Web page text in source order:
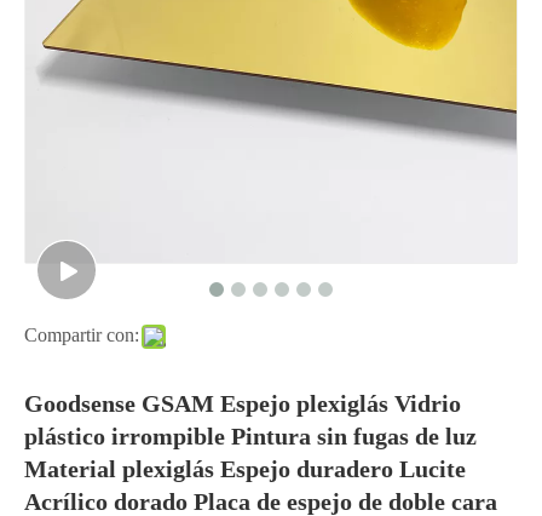
Compartir con:
Goodsense GSAM Espejo plexiglás Vidrio
plástico irrompible Pintura sin fugas de luz
Material plexiglás Espejo duradero Lucite
Acrílico dorado Placa de espejo de doble cara